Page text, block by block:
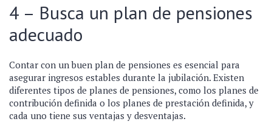
4 – Busca un plan de pensiones
adecuado
Contar con un buen plan de pensiones es esencial para
asegurar ingresos estables durante la jubilación. Existen
diferentes tipos de planes de pensiones, como los planes de
contribución definida o los planes de prestación definida, y
cada uno tiene sus ventajas y desventajas.